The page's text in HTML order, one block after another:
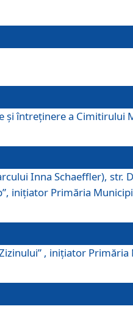
şi întreţinere a Cimitirului
Inna Schaeffler), str.
iniţiator Primăria
, iniţiator